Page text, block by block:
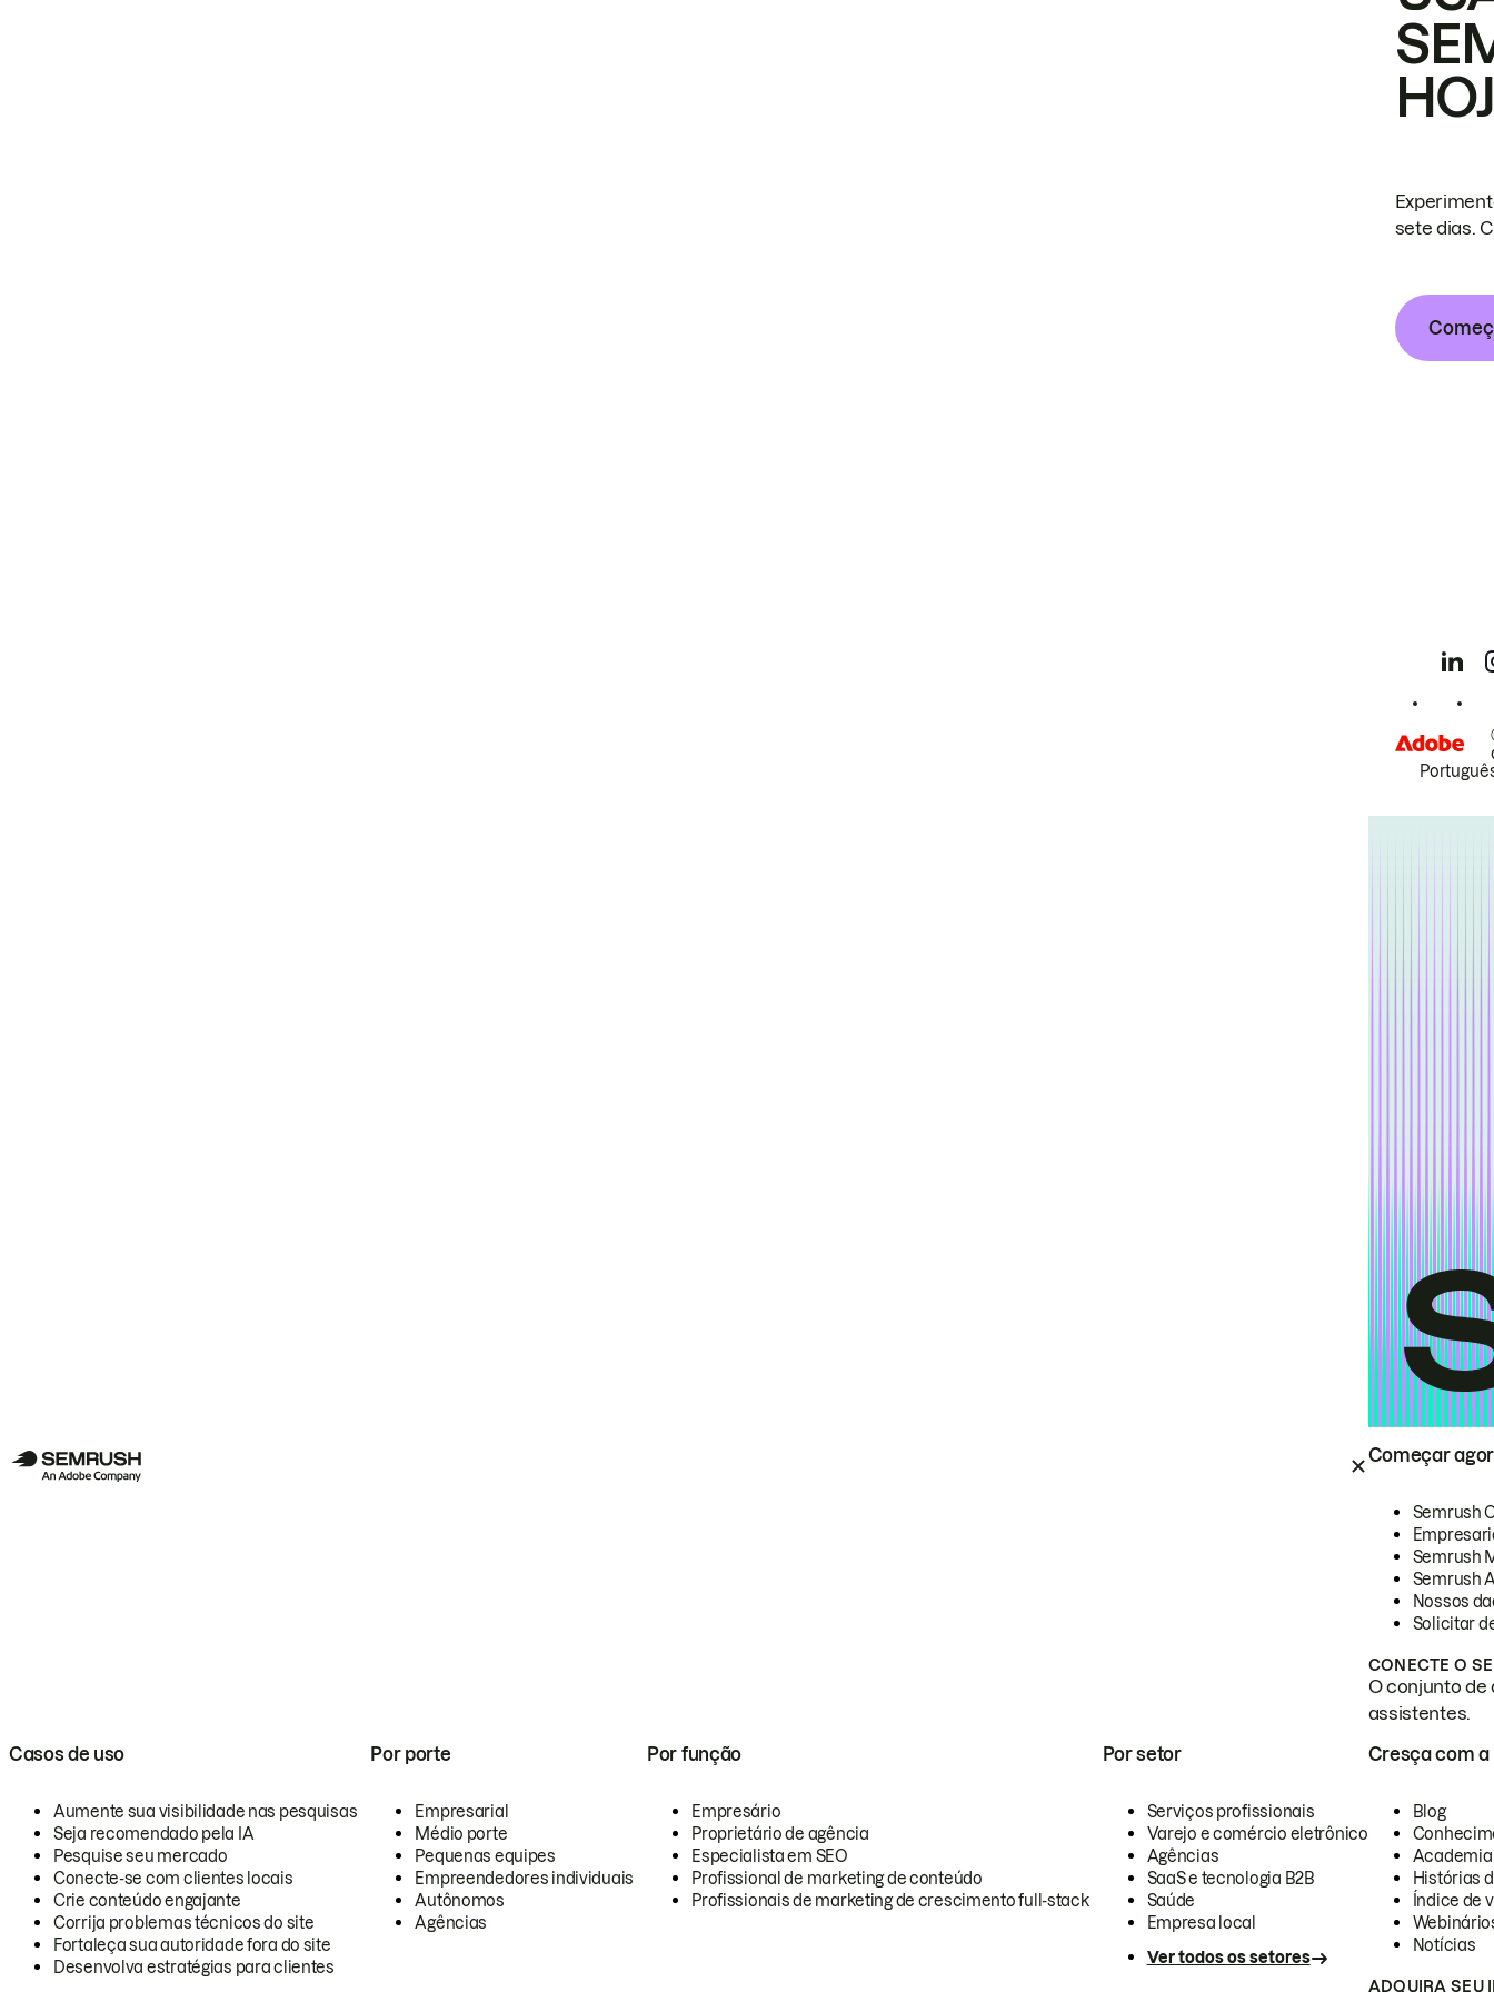
Começar
Semrush
Semrush
Semrush
Nossos
Solicitar
CONECTE O
O conjunto de
assistentes.
Casos de uso
Aumente sua visibilidade nas pesquisas
Seja recomendado pela IA
Pesquise seu mercado
Conecte-se com clientes locais
Crie conteúdo engajante
Corrija problemas técnicos do site
Fortaleça sua autoridade fora do site
Desenvolva estratégias para clientes
Por porte
Empresarial
Médio porte
Pequenas equipes
Empreendedores individuais
Autônomos
Agências
Por função
Empresário
Proprietário de agência
Especialista em SEO
Profissional de marketing de conteúdo
Profissionais de marketing de crescimento full-stack
Por setor
Serviços profissionais
Varejo e comércio eletrônico
Agências
SaaS e tecnologia B2B
Saúde
Empresa local
Ver todos os setores
Cresça com a
Blog
Academia
Histórias
Índice de
Notícias
ADQUIRA SEU
sete dias.